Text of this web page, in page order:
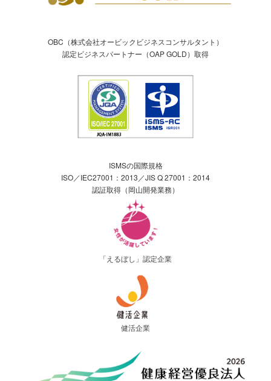
OBC（株式会社オービックビジネスコンサルタント）
認定ビジネスパートナー（OAP GOLD）取得
ISMSの国際規格
ISO／IEC27001：2013／JIS Q 27001：2014
認証取得（岡山開発業務）
「えるぼし」認定企業
健活企業